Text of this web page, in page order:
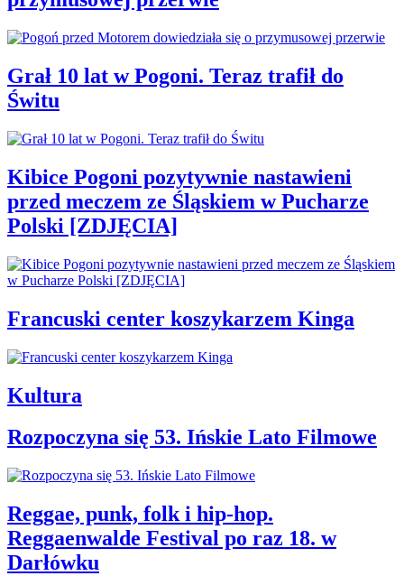
Grał 10 lat w Pogoni. Teraz trafił do
Świtu
Kibice Pogoni pozytywnie nastawieni
przed meczem ze Śląskiem w Pucharze
Polski [ZDJĘCIA]
Francuski center koszykarzem Kinga
Kultura
Rozpoczyna się 53. Ińskie Lato Filmowe
Reggae, punk, folk i hip-hop.
Reggaenwalde Festival po raz 18. w
Darłówku